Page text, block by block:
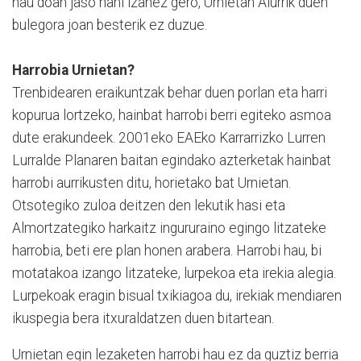
bulegora joan besterik ez duzue.
Harrobia Urnietan?
Trenbidearen eraikuntzak behar duen porlan eta harri
kopurua lortzeko, hainbat harrobi berri egiteko asmoa
dute erakundeek. 2001eko EAEko Karrarrizko Lurren
Lurralde Planaren baitan egindako azterketak hainbat
harrobi aurrikusten ditu, horietako bat Urnietan.
Otsotegiko zuloa deitzen den lekutik hasi eta
Almortzategiko harkaitz ingururaino egingo litzateke
harrobia, beti ere plan honen arabera. Harrobi hau, bi
motatakoa izango litzateke, lurpekoa eta irekia alegia.
Lurpekoak eragin bisual txikiagoa du, irekiak mendiaren
ikuspegia bera itxuraldatzen duen bitartean.
Urnietan egin lezaketen harrobi hau ez da guztiz berria